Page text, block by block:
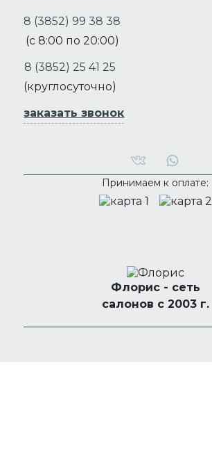
Флорис - сеть
салонов с 2003 г.
Принимаем к оплате:
8 (3852) 99 38 38
(с 8:00 по 20:00)
8 (3852) 25 41 25
(круглосуточно)
заказать звонок